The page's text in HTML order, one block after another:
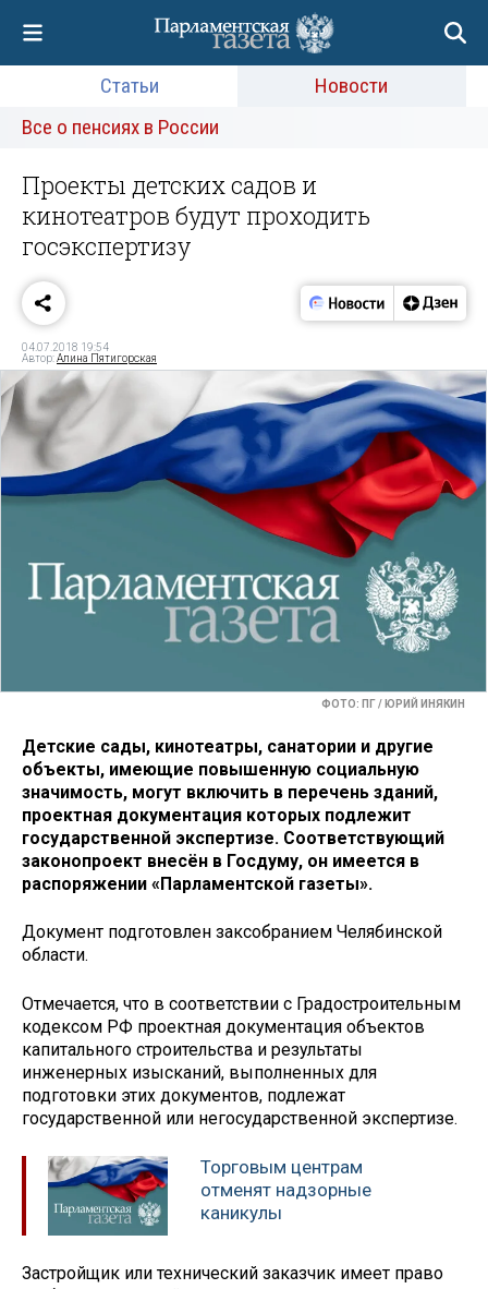
Статьи
Новости
Все о пенсиях в России
Проекты детских садов и
кинотеатров будут проходить
госэкспертизу
04.07.2018 19:54
Автор:Алина Пятигорская
ФОТО: ПГ / ЮРИЙ ИНЯКИН
Детские сады, кинотеатры, санатории и другие
объекты, имеющие повышенную социальную
значимость, могут включить в перечень зданий,
проектная документация которых подлежит
государственной экспертизе. Соответствующий
законопроект внесён в Госдуму, он имеется в
распоряжении «Парламентской газеты».
Документ подготовлен заксобранием Челябинской
области.
Отмечается, что в соответствии с Градостроительным
кодексом РФ проектная документация объектов
капитального строительства и результаты
инженерных изысканий, выполненных для
подготовки этих документов, подлежат
государственной или негосударственной экспертизе.
Торговым центрам
отменят надзорные
каникулы
Застройщик или технический заказчик имеет право